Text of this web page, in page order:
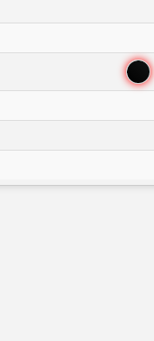
Đen